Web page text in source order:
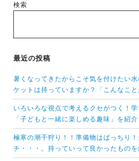
検索
最近の投稿
暑くなってきたからこそ気を付けたい
ケットは持っていますか？「こんなこと
いろいろな視点で考えるクセがつく！
「子どもと一緒に楽しめる趣味」を紹介
極寒の潮干狩り！！準備物はばっちり！
チ・・・。持っていって良かったものを